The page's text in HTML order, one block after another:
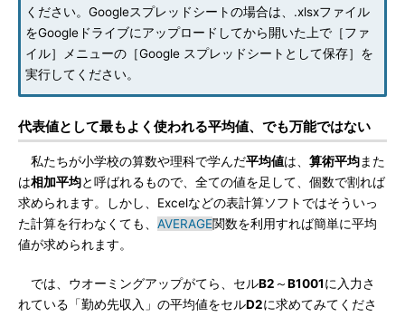
ください。Googleスプレッドシートの場合は、.xlsxファイル
をGoogleドライブにアップロードしてから開いた上で［ファ
イル］メニューの［Google スプレッドシートとして保存］を
実行してください。
代表値として最もよく使われる平均値、でも万能ではない
私たちが小学校の算数や理科で学んだ平均値は、 算術平均また
は相加平均と呼ばれるもので、全ての値を足して、個数で割れば
求められます。しかし、Excelなどの表計算ソフトではそういっ
た計算を行わなくても、 AVERAGE関数を利用すれば簡単に平均
値が求められます。
では、ウオーミングアップがてら、セルB2 ～B1001に入力さ
れている「勤め先収入」の平均値をセルD2に求めてみてくださ